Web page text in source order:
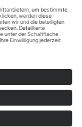
Datenschutz